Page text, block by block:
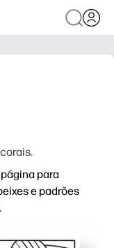
para
e padrões
cópias precisar